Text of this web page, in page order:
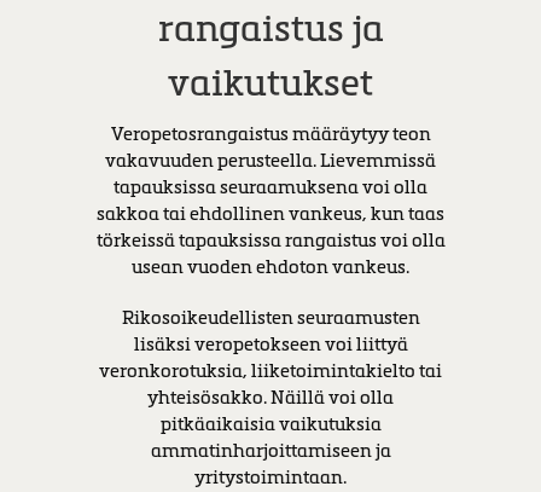
rangaistus ja
vaikutukset
Veropetosrangaistus määräytyy teon
vakavuuden perusteella. Lievemmissä
tapauksissa seuraamuksena voi olla
sakkoa tai ehdollinen vankeus, kun taas
törkeissä tapauksissa rangaistus voi olla
usean vuoden ehdoton vankeus.
Rikosoikeudellisten seuraamusten
lisäksi veropetokseen voi liittyä
veronkorotuksia, liiketoimintakielto tai
yhteisösakko. Näillä voi olla
pitkäaikaisia vaikutuksia
ammatinharjoittamiseen ja
yritystoimintaan.